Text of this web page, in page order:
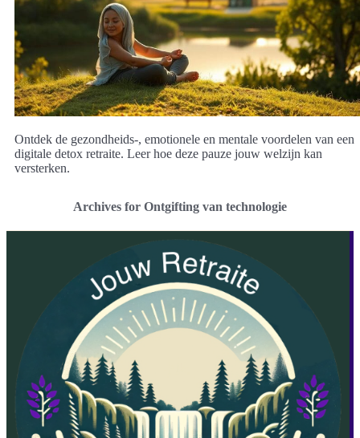
Ontdek de gezondheids-, emotionele en mentale voordelen van een
digitale detox retraite. Leer hoe deze pauze jouw welzijn kan
versterken.
Archives for Ontgifting van technologie